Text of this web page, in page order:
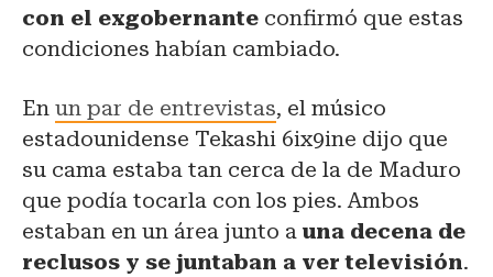
con el exgobernante confirmó que estas
condiciones habían cambiado.
En un par de entrevistas, el músico
estadounidense Tekashi 6ix9ine dijo que
su cama estaba tan cerca de la de Maduro
que podía tocarla con los pies. Ambos
estaban en un área junto a una decena de
reclusos y se juntaban a ver televisión.